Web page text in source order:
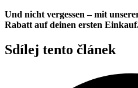
Und nicht vergessen – mit
Rabatt auf deinen ersten
Sdílej tento článek